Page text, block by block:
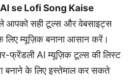
AI se Lofi Song Kaise
आपको सही टूल्स और वेबसाइट्स
म्यूज़िक बनाना आसान करें।
फ्रेंडली AI म्यूज़िक टूल्स की लिस्ट
बनाने के लिए इस्तेमाल कर सकते